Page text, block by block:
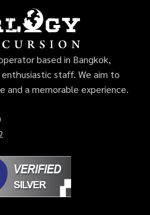
based in Bangkok,
staff. We aim to
and a memorable experience.